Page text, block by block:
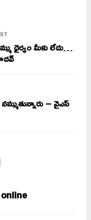
ధైర్యం మీకు లేదు…
– వైఎస్